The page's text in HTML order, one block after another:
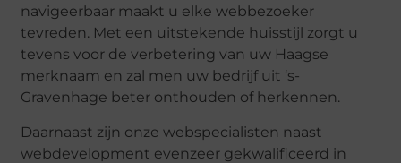
navigeerbaar maakt u elke webbezoeker
tevreden. Met een uitstekende huisstijl zorgt u
tevens voor de verbetering van uw Haagse
merknaam en zal men uw bedrijf uit ‘s-
Gravenhage beter onthouden of herkennen.
Daarnaast zijn onze webspecialisten naast
webdevelopment evenzeer gekwalificeerd in